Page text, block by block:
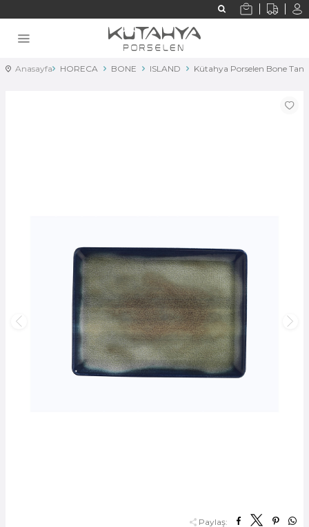
Anasayfa HORECA BONE ISLAND Kütahya Porselen Bone Tan
Paylaş: